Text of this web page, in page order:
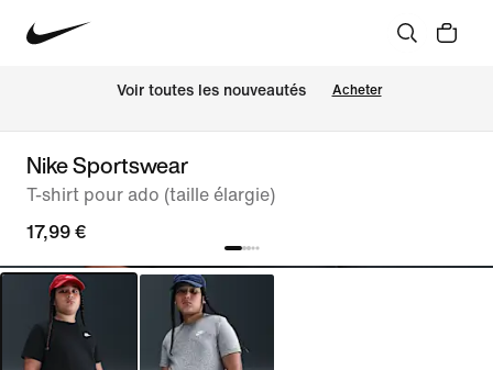
Voir toutes les nouveautés Acheter
Nike Sportswear
T-shirt pour ado (taille élargie)
17,99 €